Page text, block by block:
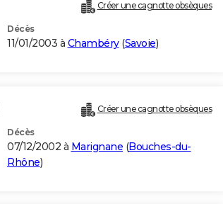
Créer une cagnotte obsèques
Décès
11/01/2003 à Chambéry(Savoie)
Créer une cagnotte obsèques
Décès
07/12/2002 à Marignane (Bouches-du-
Rhône)